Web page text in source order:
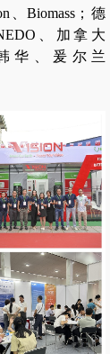
、Biomass；德
、加拿大
华、爰尔兰